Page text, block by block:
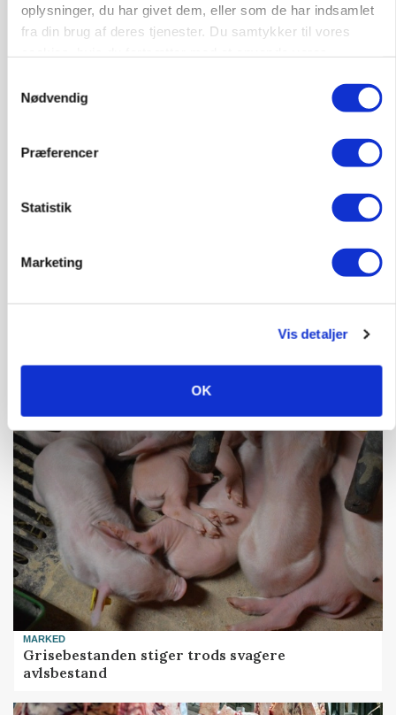
oplysninger, du har givet dem, eller som de har indsamlet
fra din brug af deres tjenester. Du samtykker til vores
Nødvendig
Præferencer
Statistik
Marketing
Vis detaljer
OK
KVÆG
MARKED
Grisebestanden stiger trods svagere
avlsbestand